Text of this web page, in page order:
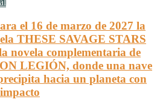
el 16 de marzo de 2027 la
THESE SAVAGE STARS
novela complementaria de
LEGIÓN, donde una nave
hacia un planeta con